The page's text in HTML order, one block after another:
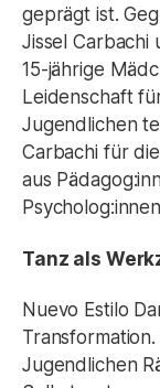
geprägt ist.
Jissel Carbachi
15-jährige
Leidenschaft
Jugendlichen
Carbachi für
aus
Tanz als
Nuevo Estilo
Jugendlichen